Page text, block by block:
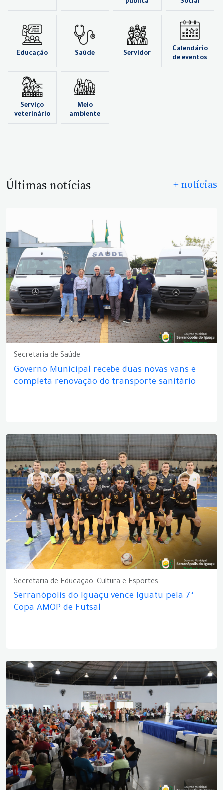
pública Social
Educação Saúde Servidor
Calendário
de eventos
Serviço
veterinário
Meio
ambiente
Últimas notícias + notícias
Secretaria de Saúde
Governo Municipal recebe duas novas vans e
completa renovação do transporte sanitário
Secretaria de Educação, Cultura e Esportes
Serranópolis do Iguaçu vence Iguatu pela 7ª
Copa AMOP de Futsal